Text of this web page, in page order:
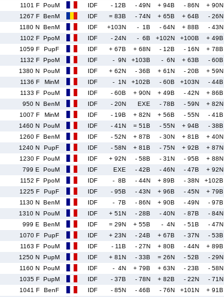
1101 F PouM IDF - 12B - 49N + 94B - 86N + 90N
1267 F BenM IDF = 83B - 74N + 65B + 64B - 26N
1180 N BenM IDF +103N - 1B - 64N + 88B - 43N
1102 F PpoM IDF - 24N - 6B +102N +100B + 49B
1059 F PupF IDF + 67B + 68N - 12B - 16N + 78B
1132 F PpoM IDF - 9N +103B - 6N + 63B - 60B
1380 N PouM IDF + 62N - 36B + 61N - 20B + 59N
1136 F MinM IDF - 1N +102B - 60B +103N - 44B
1133 F PouM IDF - 60B + 90N + 49B - 42N + 86B
950 N BenM IDF - 20N EXE - 78B - 59N + 82N
1007 F MinM IDF - 19B + 82N + 56B - 55N - 41B
1460 N PouM IDF - 41N = 51B - 55N + 94B - 38B
1260 F BenM IDF - 52N + 87B - 30N + 81B + 40N
1240 N PupF IDF - 58N + 81B - 75N + 92B + 87N
1230 F PouM IDF + 92N - 58B - 31N - 95B + 88N
799 E PouM IDF EXE - 42B - 46N - 47B + 92N
1152 F PpoM IDF - 8B - 44N + 89B - 38N +102B
1225 F PupF IDF - 95B - 43N + 96B - 45N + 79B
1130 N BenM IDF - 7B - 86N + 90B - 49N - 97B
1310 N PouM IDF + 51N - 28B - 40N - 87B - 84N
999 E BenM IDF = 29N + 55B - 4N - 51B - 47N
1070 F PupF IDF + 23N - 24B + 67B - 37N - 53B
1163 F PouM IDF - 11B - 27N + 80B - 44N + 89B
1250 N PupM IDF + 81N - 33B = 26N - 52B - 29N
1160 N PouM IDF - 4N + 79B + 63N - 23B - 58N
1035 F PupM IDF - 37B - 78N + 82B - 22N - 71N
1041 F BenF IDF - 85N - 46B - 76N +101N + 91B